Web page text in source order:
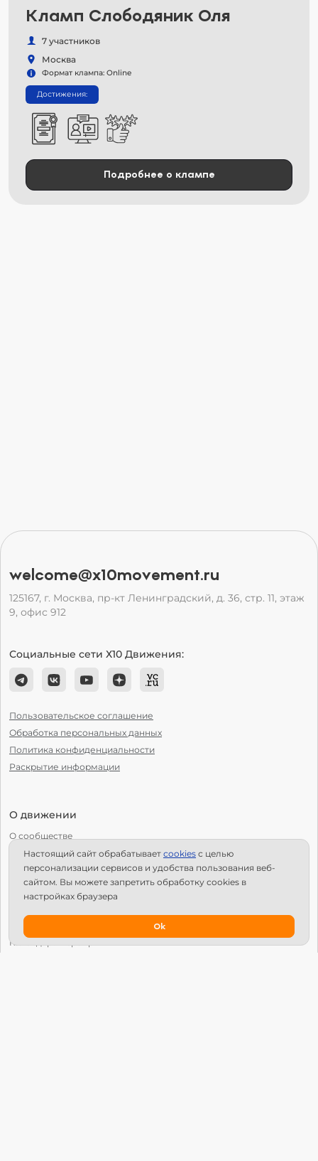
Кламп Слободяник Оля
7 участников
Москва
Формат клампа: Online
Достижения:
Подробнее о клампе
welcome@x10movement.ru
125167, г. Москва, пр-кт Ленинградский, д. 36, стр. 11, этаж
9, офис 912
Социальные сети Х10 Движения:
Пользовательское соглашение
Обработка персональных данных
Политика конфиденциальности
Раскрытие информации
О движении
О сообществе
С чего начать?
Структура Х10
Как стать региональным лидером?
Календарь мероприятий
Настоящий сайт обрабатывает сookies с целью
персонализации сервисов и удобства пользования веб-
сайтом. Вы можете запретить обработку сookies в
настройках браузера
Ok